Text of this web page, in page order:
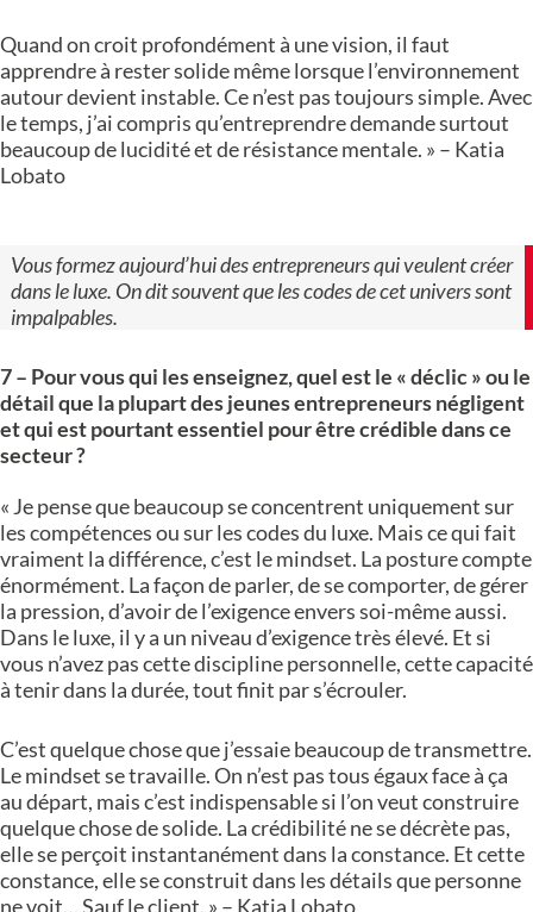
Quand on croit profondément à une vision, il faut
apprendre à rester solide même lorsque l’environnement
autour devient instable. Ce n’est pas toujours simple. Avec
le temps, j’ai compris qu’entreprendre demande surtout
beaucoup de lucidité et de résistance mentale. » – Katia
Lobato
Vous formez aujourd’hui des entrepreneurs qui veulent créer
dans le luxe. On dit souvent que les codes de cet univers sont
impalpables.
7 – Pour vous qui les enseignez, quel est le « déclic » ou le
détail que la plupart des jeunes entrepreneurs négligent
et qui est pourtant essentiel pour être crédible dans ce
secteur ?
« Je pense que beaucoup se concentrent uniquement sur
les compétences ou sur les codes du luxe. Mais ce qui fait
vraiment la différence, c’est le mindset. La posture compte
énormément. La façon de parler, de se comporter, de gérer
la pression, d’avoir de l’exigence envers soi-même aussi.
Dans le luxe, il y a un niveau d’exigence très élevé. Et si
vous n’avez pas cette discipline personnelle, cette capacité
à tenir dans la durée, tout finit par s’écrouler.
C’est quelque chose que j’essaie beaucoup de transmettre.
Le mindset se travaille. On n’est pas tous égaux face à ça
au départ, mais c’est indispensable si l’on veut construire
quelque chose de solide. La crédibilité ne se décrète pas,
elle se perçoit instantanément dans la constance. Et cette
constance, elle se construit dans les détails que personne
ne voit… Sauf le client. » – Katia Lobato